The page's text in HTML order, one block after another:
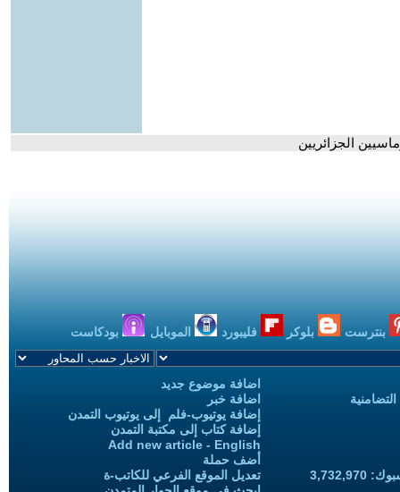
الجزائريين
بنترست بلوكر فليبورد الموبايل بودكاست
اضافة موضوع جديد
اضافة خبر
إضافة يوتيوب-فلم إلى يوتيوب التمدن
إضافة كتاب إلى مكتبة التمدن
Add new article - English
أضف حملة
تعديل الموقع الفرعي للكاتب-ة